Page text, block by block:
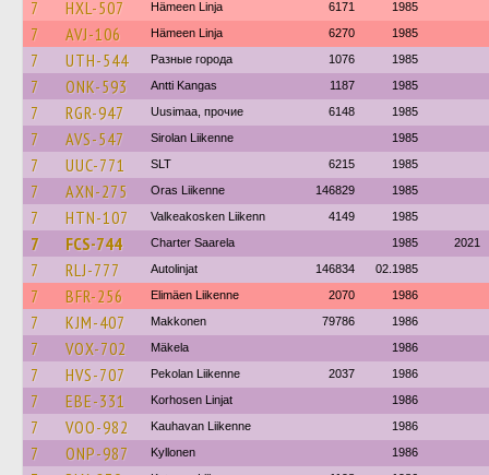
7 HXL-507 Hämeen Linja 6171 1985
7 AVJ-106 Hämeen Linja 6270 1985
7 UTH-544 Разные города 1076 1985
7 ONK-593 Antti Kangas 1187 1985
7 RGR-947 Uusimaa, прочие 6148 1985
7 AVS-547 Sirolan Liikenne 1985
7 UUC-771 SLT 6215 1985
7 AXN-275 Oras Liikenne 146829 1985
7 HTN-107 Valkeakosken Liikenn 4149 1985
7 FCS-744 Charter Saarela 1985 2021
7 RLJ-777 Autolinjat 146834 02.1985
7 BFR-256 Elimäen Liikenne 2070 1986
7 KJM-407 Makkonen 79786 1986
7 VOX-702 Mäkela 1986
7 HVS-707 Pekolan Liikenne 2037 1986
7 EBE-331 Korhosen Linjat 1986
7 VOO-982 Kauhavan Liikenne 1986
7 ONP-987 Kyllonen 1986